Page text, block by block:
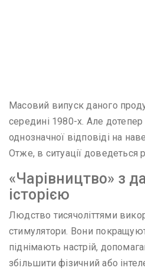
Масовий випуск даного
середині 1980-х. Але дотепер
однозначної відповіді на
Отже, в ситуації доведеться
«Чарівництво» з
історією
Людство тисячоліттями
стимулятори. Вони
піднімають настрій,
збільшити фізичний або